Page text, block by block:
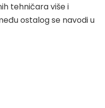
tehničara više i
ostalog se navodi u